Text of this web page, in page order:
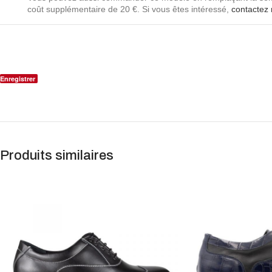
coût supplémentaire de 20 €. Si vous êtes intéressé, contactez
Enregistrer
Produits similaires